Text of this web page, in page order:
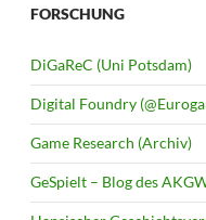
FORSCHUNG
DiGaReC (Uni Potsdam)
Digital Foundry
Game Research (Archiv)
GeSpielt – Blog des